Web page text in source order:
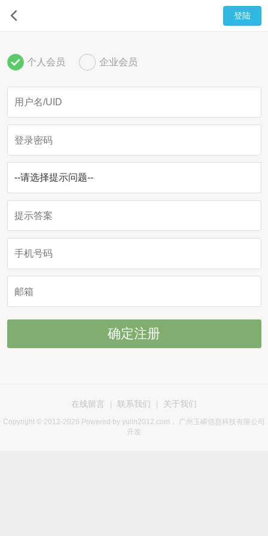
个人会员 企业会员
在线留言 联系我们 关于我们
Copyright © 2012-2026 Powered by yulin2012.com， 广州玉嶙信息科技有限公司
开发